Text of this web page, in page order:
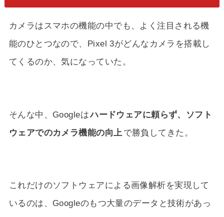
カメラはスマホの機能の中でも、よく注目される機
能のひとつなので、Pixel 3がどんなカメラを搭載し
てくるのか、気になっていた。
そんな中、Googleはハードウェアに頼らず、ソフト
ウェアでのカメラ機能の向上 で勝負してきた。
これだけのソフトウェアによる画像解析を実現して
いるのは、Googleのもつ大量のデータと技術があっ